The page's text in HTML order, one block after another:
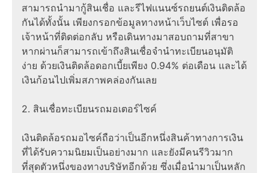
สามารถนำมากู้สินเชื่อ และรีไฟแนนซ์รถยนต์เงินติดล้อ
กันได้ทั้งนั้น เพียงกรอกข้อมูลทางหน้าเว็บไซต์ เพื่อรอ
เจ้าหน้าที่ติดต่อกลับ หรือเดินทางมาสอบถามที่สาขา
หากผ่านก็สามารถเข้าถึงสินเชื่อจำนำทะเบียนอนุมัติ
ง่าย ด้วยเงินติดล้อดอกเบี้ยเพียง 0.94% ต่อเดือน และได้
เงินก้อนไปเพิ่มสภาพคล่องกันเลย
2. สินเชื่อทะเบียนรถมอเตอร์ไซค์
เงินติดล้อรถมอไซค์ถือว่าเป็นอีกหนึ่งสินค้าทางการเงิน
ที่ได้รับความนิยมเป็นอย่างมาก และยังมีคนรีวิวมาก
ที่สุดตัวหนึ่งของทางบริษัทอีกด้วย ซึ่งเมื่อนำมาเป็นหลัก